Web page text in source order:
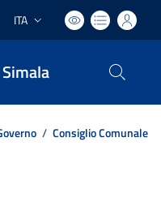
Lingua attiva:
ITA
/ Consiglio Comunale